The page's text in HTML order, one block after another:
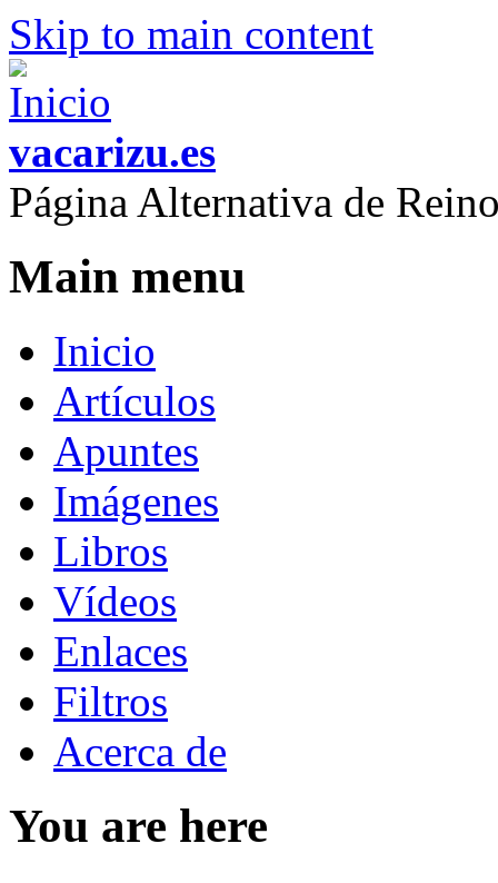
Skip to main content
vacarizu.es
Página Alternativa de
Main menu
Inicio
Artículos
Apuntes
Imágenes
Libros
Vídeos
Enlaces
Filtros
Acerca de
You are here